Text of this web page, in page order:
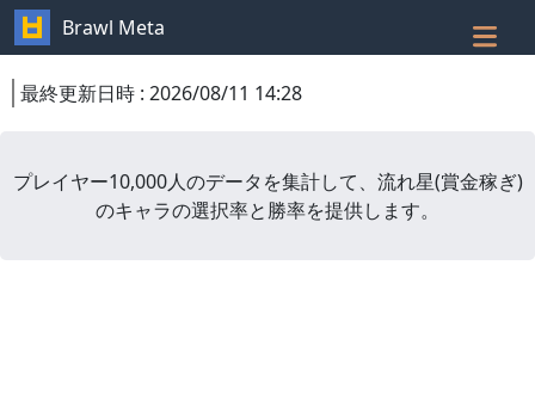
Brawl Meta
最終更新日時 : 2026/08/11 14:28
プレイヤー10,000人のデータを集計して、 流れ星(賞金稼ぎ)
のキャラの選択率と勝率を提供します。